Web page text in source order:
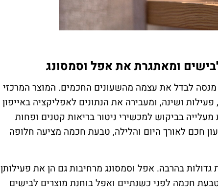
ומאתגרת את אפל וסמסונג
לבדל את עצמה מהשעונים החכמים. המוצר המרכזי
ושינה, ומעבירה את הנתונים לאפליקציה באייפון
בביקוש למכשירי ניטור בריאות קטנים ופחות
חכם לאורך היום והלילה, טבעת חכמה מציעה חלופה
בהרבה. אפל וסמסונג מרחיבות גם הן את פעילותן
חכמה לפני כשנתיים ואפל בוחנת מוצרים לבישים